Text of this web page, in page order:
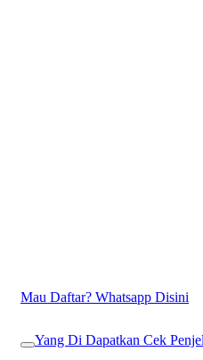
Mau Daftar? Whatsapp Disini
Yang Di Dapatkan Cek